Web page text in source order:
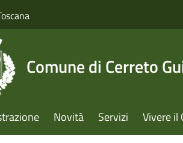
Comune di Cerreto
Novità Servizi Vivere il